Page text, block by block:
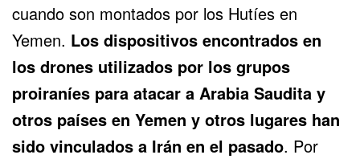
cuando son montados por los Hutíes en
Yemen. Los dispositivos encontrados en
los drones utilizados por los grupos
proiraníes para atacar a Arabia Saudita y
otros países en Yemen y otros lugares han
sido vinculados a Irán en el pasado. Por